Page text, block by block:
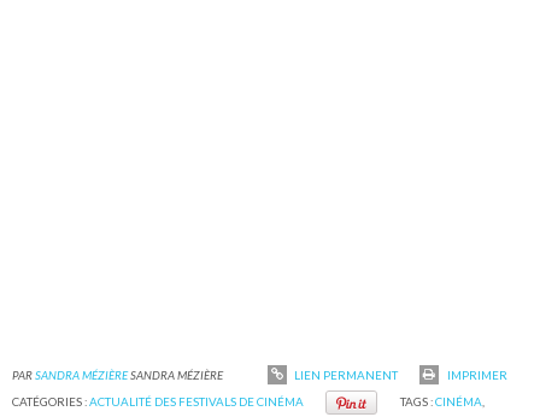
PARSANDRA MÉZIÈRESANDRA MÉZIÈRE LIEN PERMANENT
IMPRIMER
CATÉGORIES :ACTUALITÉ DES FESTIVALS DE CINÉMA TAGS :CINÉMA